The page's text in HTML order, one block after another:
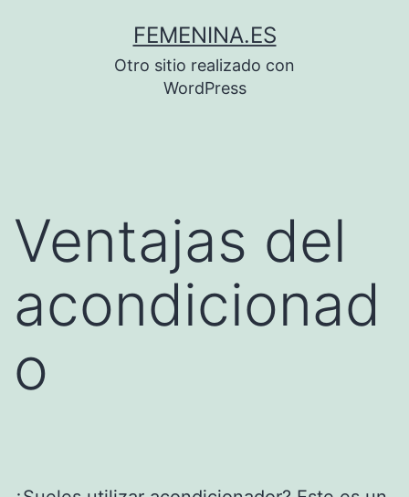
FEMENINA.ES
Otro sitio realizado con
WordPress
Ventajas del
acondicionad
o